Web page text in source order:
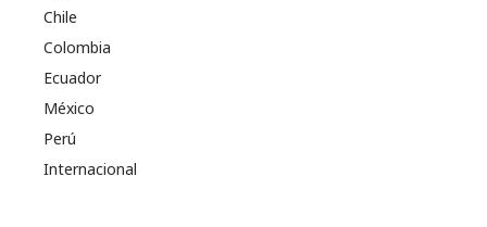
Chile
Colombia
Ecuador
México
Perú
Internacional